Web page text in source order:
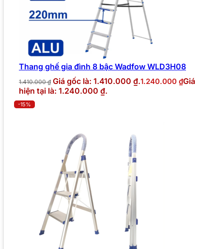
Thang ghế gia đình 8 bậc Wadfow WLD3H08
1.410.000₫ Giá gốc là: 1.410.000 ₫.1.240.000 ₫Giá
hiện tại là: 1.240.000 ₫.
-15%